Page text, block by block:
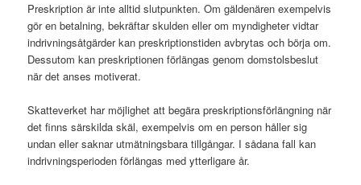
Preskription är inte alltid slutpunkten. Om gäldenären exempelvis
gör en betalning, bekräftar skulden eller om myndigheter vidtar
indrivningsåtgärder kan preskriptionstiden avbrytas och börja om.
Dessutom kan preskriptionen förlängas genom domstolsbeslut
när det anses motiverat.
Skatteverket har möjlighet att begära preskriptionsförlängning när
det finns särskilda skäl, exempelvis om en person håller sig
undan eller saknar utmätningsbara tillgångar. I sådana fall kan
indrivningsperioden förlängas med ytterligare år.